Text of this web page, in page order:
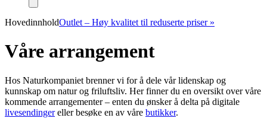
HovedinnholdOutlet – Høy kvalitet til reduserte priser »
Våre arrangement
Hos Naturkompaniet brenner vi for å dele vår lidenskap og
kunnskap om natur og friluftsliv. Her finner du en oversikt over våre
kommende arrangementer – enten du ønsker å delta på digitale
livesendingereller besøke en av våre butikker.